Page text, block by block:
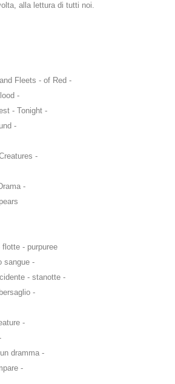
alla lettura di tutti noi.
Fleets - of Red -
-
- Tonight -
-
-
-
flotte - purpuree
sangue -
- stanotte -
-
-
dramma -
-